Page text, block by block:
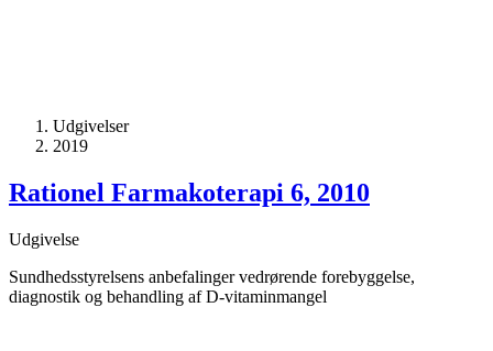
Udgivelser
2019
Rationel Farmakoterapi 6, 2010
Udgivelse
Sundhedsstyrelsens anbefalinger vedrørende forebyggelse,
diagnostik og behandling af D-vitaminmangel